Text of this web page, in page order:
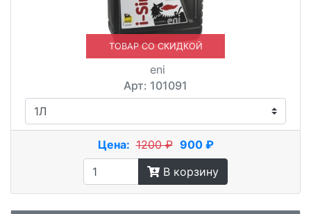
ТОВАР СО СКИДКОЙ
eni
Арт: 101091
Цена: 1200 ₽ 900 ₽
В корзину